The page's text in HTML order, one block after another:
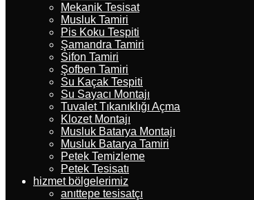
Mekanik Tesisat
Musluk Tamiri
Pis Koku Tespiti
Şamandra Tamiri
Sifon Tamiri
Şofben Tamiri
Su Kaçak Tespiti
Su Sayacı Montajı
Tuvalet Tıkanıklığı Açma
Klozet Montajı
Musluk Batarya Montajı
Musluk Batarya Tamiri
Petek Temizleme
Petek Tesisatı
hizmet bölgelerimiz
anıttepe tesisatçı